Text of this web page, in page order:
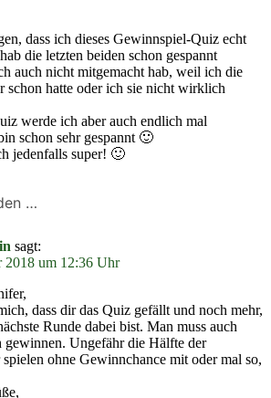
dass ich dieses Gewinnspiel-Quiz echt
die letzten beiden schon gespannt
auch nicht mitgemacht hab, weil ich die
schon hatte oder ich sie nicht wirklich
werde ich aber auch endlich mal
schon sehr gespannt 🙂
jedenfalls super! 🙂
…
sagt:
2018 um 12:36 Uhr
dass dir das Quiz gefällt und noch mehr,
Runde dabei bist. Man muss auch
gewinnen. Ungefähr die Hälfte der
ohne Gewinnchance mit oder mal so,